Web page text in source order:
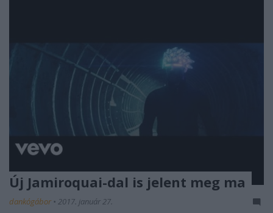
Új Jamiroquai-dal is jelent meg ma
dankógábor • 2017. január 27.